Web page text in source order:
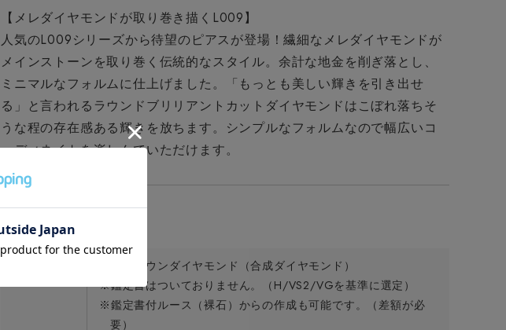
【メレダイヤモンドが取り巻き描くL009】
人気のL009シリーズから待望のピアスが登場！繊細なメレダイヤモンドが
メインストーンを取り巻く伝統的なスタイル。余計な地金を削ぎ落とし、
ミニマルなフォルムに仕上げました。「もっとも美しい輝きを引き出せ
る」と言われるラウンドブリリアントカットダイヤモンドはこぼれ落ちそ
うな程の存在感ある輝きを放ちます。シンプルなフォルムなので幅広いコ
ーディネイトを楽しんでいただけます。
ラボグロウンダイヤモンド（合成ダイヤモンド）
※鑑定書はついておりません。（H/VS2/VGを基準に選定）
※鑑定書付ルース（裸石）からの作成も可能です。（差額が必
要）